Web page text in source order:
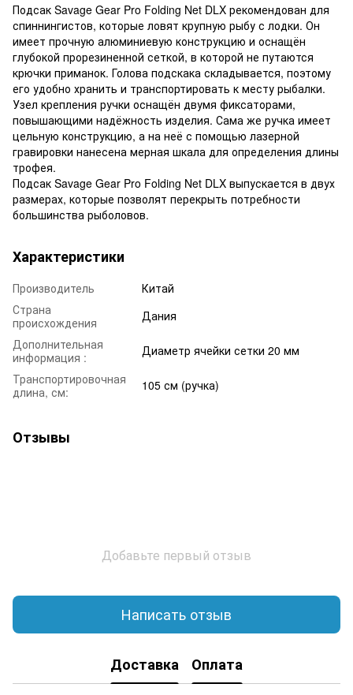
Подсак Savage Gear Pro Folding Net DLX рекомендован для
спиннингистов, которые ловят крупную рыбу с лодки. Он
имеет прочную алюминиевую конструкцию и оснащён
глубокой прорезиненной сеткой, в которой не путаются
крючки приманок. Голова подскака складывается, поэтому
его удобно хранить и транспортировать к месту рыбалки.
Узел крепления ручки оснащён двумя фиксаторами,
повышающими надёжность изделия. Сама же ручка имеет
цельную конструкцию, а на неё с помощью лазерной
гравировки нанесена мерная шкала для определения длины
трофея.
Подсак Savage Gear Pro Folding Net DLX выпускается в двух
размерах, которые позволят перекрыть потребности
большинства рыболовов.
Характеристики
Производитель
Китай
Страна
происхождения
Дания
Дополнительная
информация :
Диаметр ячейки сетки 20 мм
Транспортировочная
длина, см:
105 см (ручка)
Отзывы
Добавьте первый отзыв
Написать отзыв
Доставка Оплата